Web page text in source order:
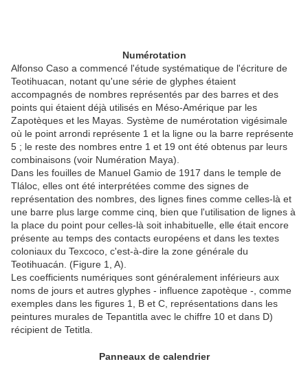
Numérotation
Alfonso Caso a commencé l'étude systématique de l'écriture de
Teotihuacan, notant qu'une série de glyphes étaient
accompagnés de nombres représentés par des barres et des
points qui étaient déjà utilisés en Méso-Amérique par les
Zapotèques et les Mayas. Système de numérotation vigésimale
où le point arrondi représente 1 et la ligne ou la barre représente
5 ; le reste des nombres entre 1 et 19 ont été obtenus par leurs
combinaisons (voir Numération Maya).
Dans les fouilles de Manuel Gamio de 1917 dans le temple de
Tláloc, elles ont été interprétées comme des signes de
représentation des nombres, des lignes fines comme celles-là et
une barre plus large comme cinq, bien que l'utilisation de lignes à
la place du point pour celles-là soit inhabituelle, elle était encore
présente au temps des contacts européens et dans les textes
coloniaux du Texcoco, c'est-à-dire la zone générale du
Teotihuacán. (Figure 1, A).
Les coefficients numériques sont généralement inférieurs aux
noms de jours et autres glyphes - influence zapotèque -, comme
exemples dans les figures 1, B et C, représentations dans les
peintures murales de Tepantitla avec le chiffre 10 et dans D)
récipient de Tetitla.
Panneaux de calendrier